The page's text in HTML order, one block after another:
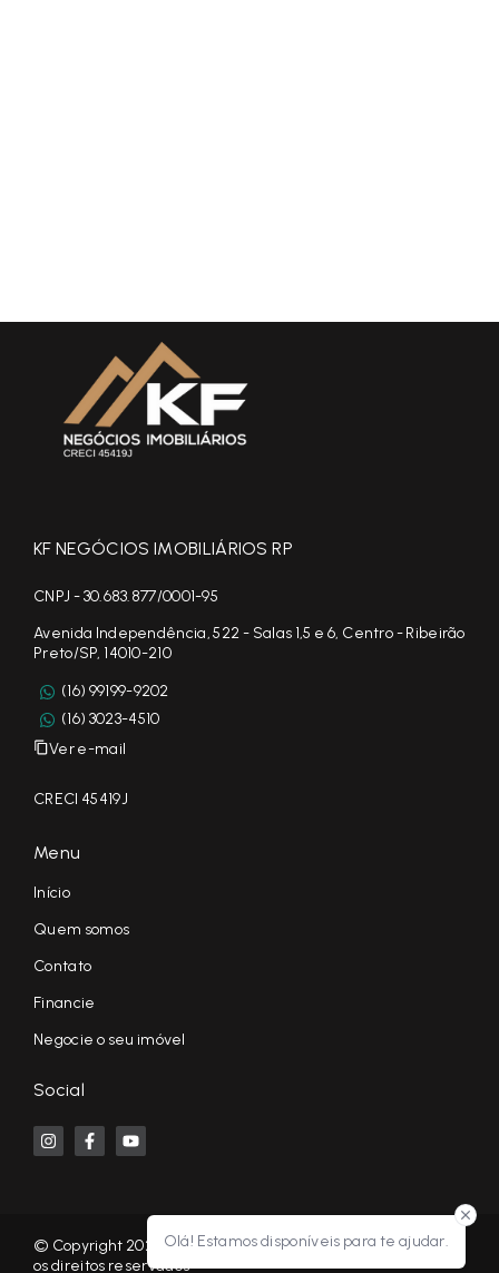
Olá! Estamos disponíveis para te ajudar.
KF NEGÓCIOS IMOBILIÁRIOS RP
CNPJ - 30.683.877/0001-95
Avenida Independência, 522 - Salas 1,5 e 6, Centro - Ribeirão
Preto/SP, 14010-210
(16) 99199-9202
(16) 3023-4510
Ver e-mail
CRECI 45419J
Menu
Início
Quem somos
Contato
Financie
Negocie o seu imóvel
Social
© Copyright 2026 - KF NEGÓCIOS IMOBILIÁRIOS RP - Todos
os direitos reservados